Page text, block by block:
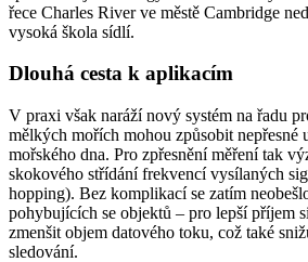
řece Charles River ve městě Cambridge
vysoká škola sídlí.
Dlouhá cesta k aplikacím
V praxi však naráží nový systém na řadu
mělkých mořích mohou způsobit nepřesné
mořského dna. Pro zpřesnění měření tak
skokového střídání frekvencí vysílaných
hopping). Bez komplikací se zatím
pohybujících se objektů – pro lepší příjem
zmenšit objem datového toku, což také
sledování.